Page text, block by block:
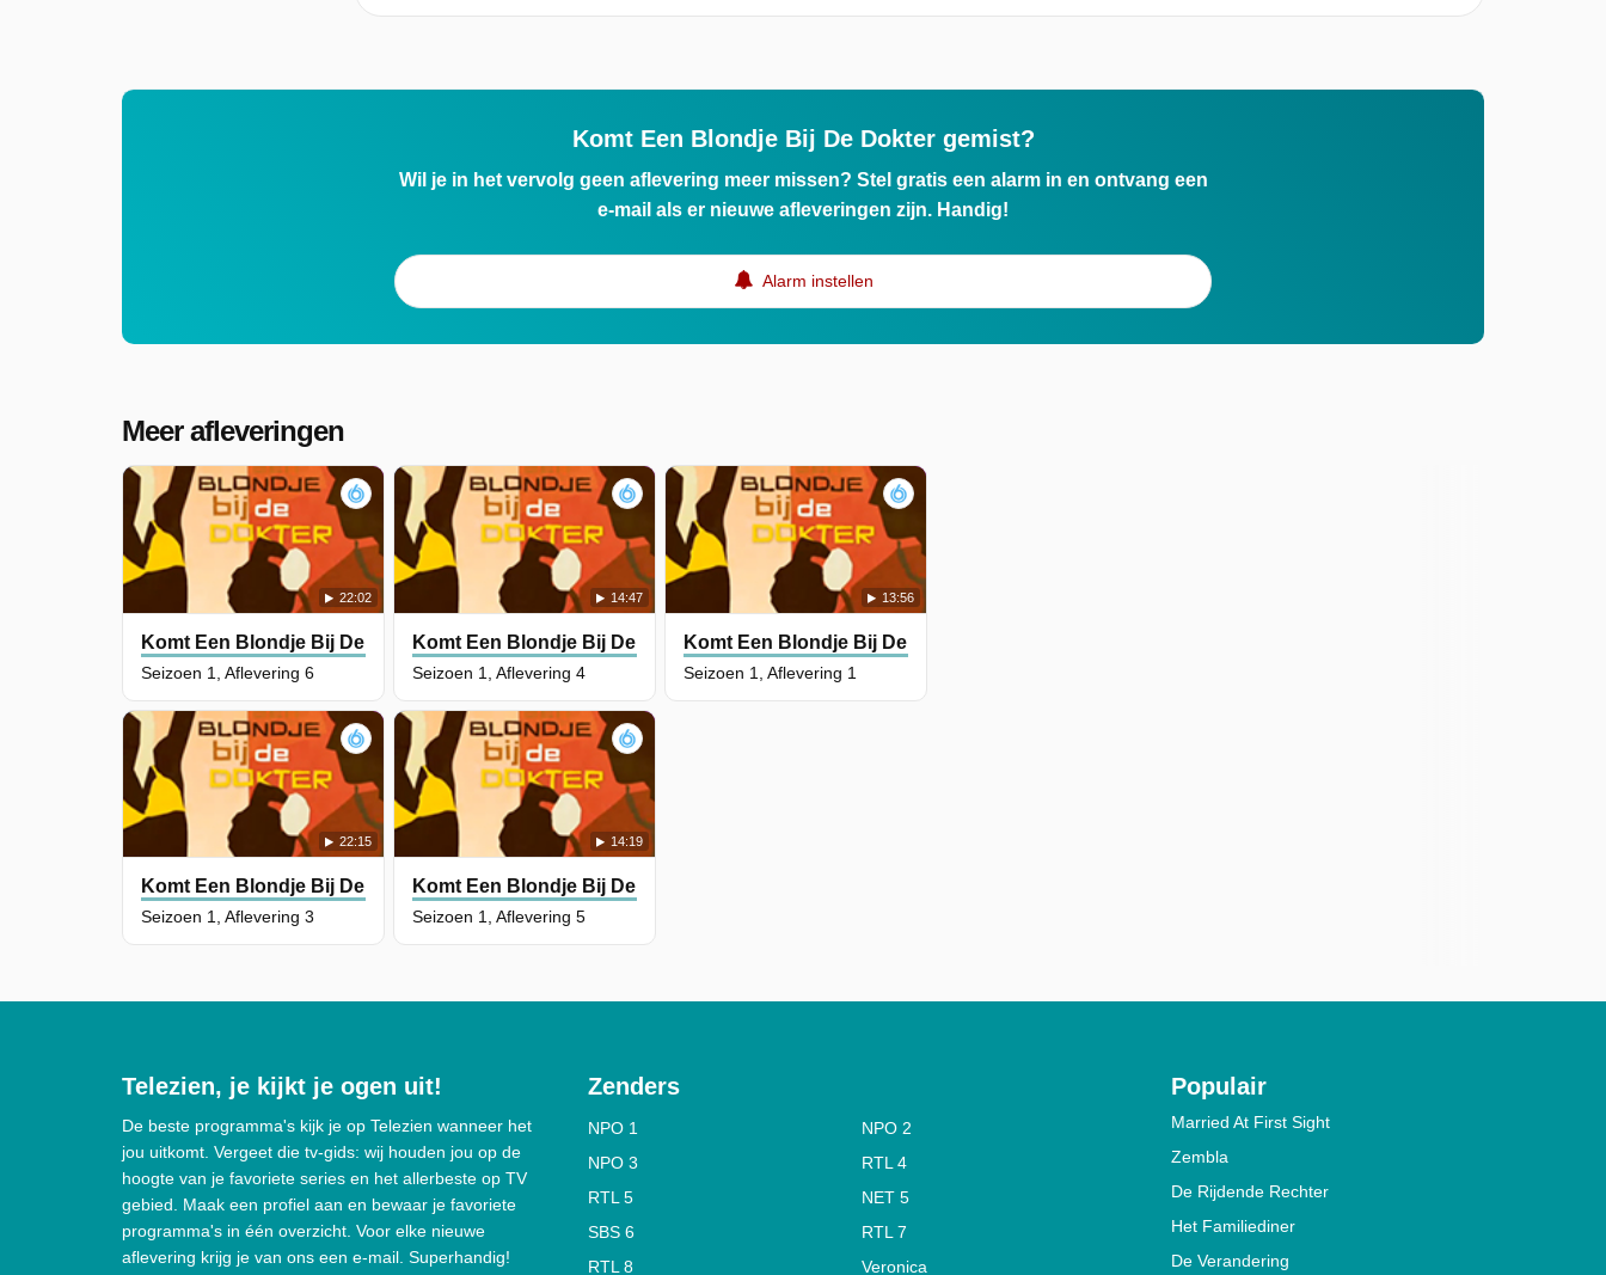
Komt Een Blondje Bij De Dokter gemist?
Wil je in het vervolg geen aflevering meer missen? Stel gratis een alarm in en ontvang een
e-mail als er nieuwe afleveringen zijn. Handig!
Alarm instellen
Meer afleveringen
22:02
Komt Een Blondje Bij De Dokter
Seizoen 1, Aflevering 6
14:47
Komt Een Blondje Bij De Dokter
Seizoen 1, Aflevering 4
22:15
Komt Een Blondje Bij De Dokter
Seizoen 1, Aflevering 3
14:19
Komt Een Blondje Bij De Dokter
Seizoen 1, Aflevering 5
13:56
Komt Een Blondje Bij De Dokter
Seizoen 1, Aflevering 1
Telezien, je kijkt je ogen uit!
De beste programma's kijk je op Telezien wanneer het
jou uitkomt. Vergeet die tv-gids: wij houden jou op de
hoogte van je favoriete series en het allerbeste op TV
gebied. Maak een profiel aan en bewaar je favoriete
programma's in één overzicht. Voor elke nieuwe
aflevering krijg je van ons een e-mail. Superhandig!
Zenders
NPO 1
NPO 2
NPO 3
RTL 4
RTL 5
NET 5
SBS 6
RTL 7
RTL 8
Veronica
Populair
Married At First Sight
Zembla
De Rijdende Rechter
Het Familiediner
De Verandering